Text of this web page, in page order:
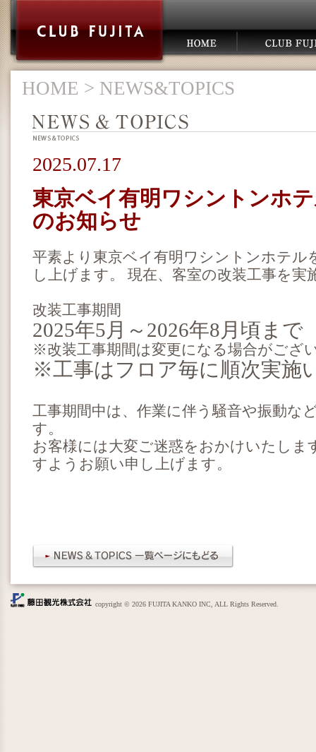
HOME > NEWS&TOPICS
2025.07.17
東京ベイ有明ワシントンホ
のお知らせ
平素より東京ベイ有明ワシントンホテル
し上げます。 現在、客室の改装工事を実
改装工事期間
2025年5月～2026年8月頃まで
※改装工事期間は変更になる場合がござ
※工事はフロア毎に順次実施
工事期間中は、作業に伴う騒音や振動な
す。
お客様には大変ご迷惑をおかけいたしま
すようお願い申し上げます。
copyright © 2026 FUJITA KANKO INC, ALL Rights Reserved.